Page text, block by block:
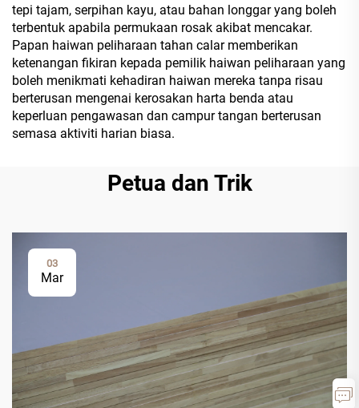
tepi tajam, serpihan kayu, atau bahan longgar yang boleh
terbentuk apabila permukaan rosak akibat mencakar.
Papan haiwan peliharaan tahan calar memberikan
ketenangan fikiran kepada pemilik haiwan peliharaan yang
boleh menikmati kehadiran haiwan mereka tanpa risau
berterusan mengenai kerosakan harta benda atau
keperluan pengawasan dan campur tangan berterusan
semasa aktiviti harian biasa.
Petua dan Trik
03
Mar